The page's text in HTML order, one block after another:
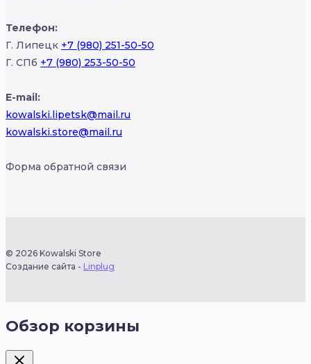
Телефон:
Г. Липецк +7 (980) 251-50-50
Г. СПб +7 (980) 253-50-50
E-mail:
kowalski.lipetsk@mail.ru
kowalski.store@mail.ru
Форма обратной связи
© 2026 Kowalski Store
Создание сайта - Linplug
Обзор корзины